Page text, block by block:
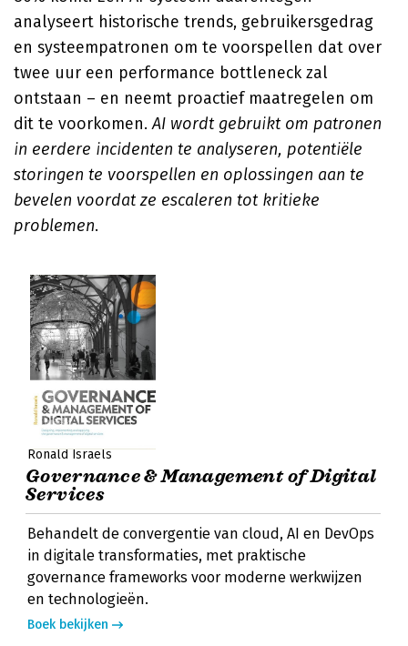
analyseert historische trends, gebruikersgedrag
en systeempatronen om te voorspellen dat over
twee uur een performance bottleneck zal
ontstaan – en neemt proactief maatregelen om
dit te voorkomen.AI wordt gebruikt om patronen
in eerdere incidenten te analyseren, potentiële
storingen te voorspellen en oplossingen aan te
bevelen voordat ze escaleren tot kritieke
problemen.
Ronald Israels
Governance & Management of Digital
Services
Behandelt de convergentie van cloud, AI en DevOps
in digitale transformaties, met praktische
governance frameworks voor moderne werkwijzen
en technologieën.
Boek bekijken